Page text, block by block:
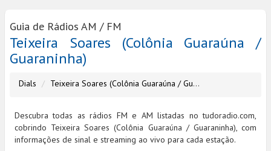
Guia de Rádios AM / FM
Teixeira Soares (Colônia Guaraúna /
Guaraninha)
Dials Teixeira Soares (Colônia Guaraúna / Guaraninha)
Descubra todas as rádios FM e AM listadas no tudoradio.com,
cobrindo Teixeira Soares (Colônia Guaraúna / Guaraninha), com
informações de sinal e streaming ao vivo para cada estação.